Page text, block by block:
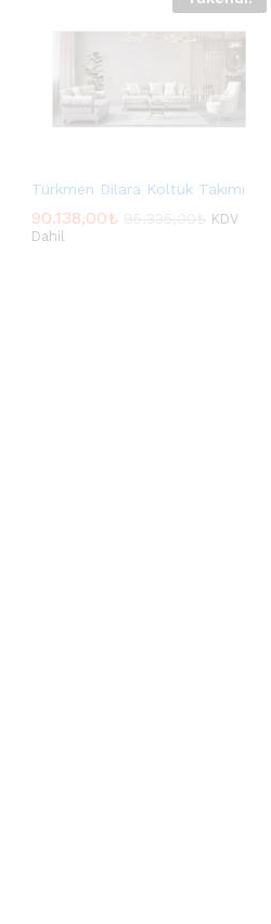
Türkmen Dilara Koltuk Takımı
90.138,00₺
KDV
Dahil
90.138,00₺